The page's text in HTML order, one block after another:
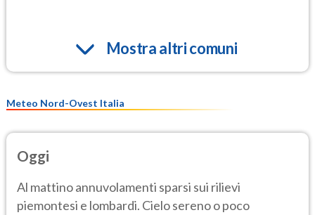
Mostra altri comuni
Meteo Nord-Ovest Italia
Oggi
Al mattino annuvolamenti sparsi sui rilievi
piemontesi e lombardi. Cielo sereno o poco